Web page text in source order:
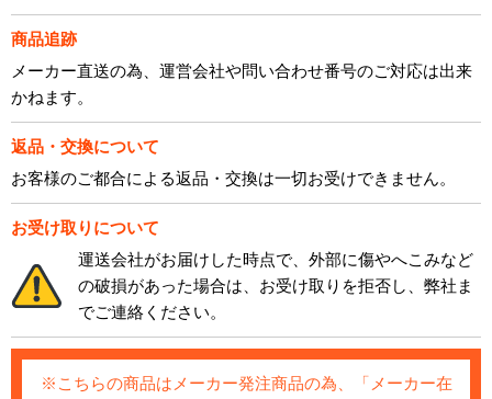
商品追跡
メーカー直送の為、運営会社や問い合わせ番号のご対応は出来
かねます。
返品・交換について
お客様のご都合による返品・交換は一切お受けできません。
お受け取りについて
運送会社がお届けした時点で、外部に傷やへこみなど
の破損があった場合は、お受け取りを拒否し、弊社ま
でご連絡ください。
※こちらの商品はメーカー発注商品の為、「メーカー在